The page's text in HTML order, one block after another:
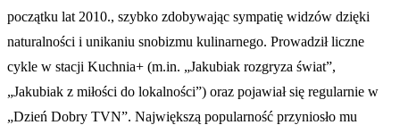
początku lat 2010., szybko zdobywając sympatię widzów dzięki
naturalności i unikaniu snobizmu kulinarnego. Prowadził liczne
cykle w stacji Kuchnia+ (m.in. „Jakubiak rozgryza świat”,
„Jakubiak z miłości do lokalności”) oraz pojawiał się regularnie w
„Dzień Dobry TVN”. Największą popularność przyniosło mu